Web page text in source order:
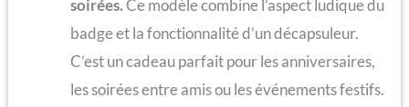
soirées.Ce modèle combine l’aspect ludique du
badge et la fonctionnalité d’un décapsuleur.
C’est un cadeau parfait pour les anniversaires,
les soirées entre amis ou les événements festifs.